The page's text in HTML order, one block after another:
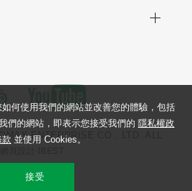
ENTERPRISE CO., LTD. ALL
何使用我們的網站並改善您的體驗，包括
們的網站，即表示您接受我們的 隱私權政
款 並使用 Cookies。
接受